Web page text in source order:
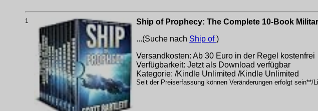
1
Ship of Prophecy: The Complete 10-Book
...(Suche nach Ship of)
Versandkosten: Ab 30 Euro in der Regel kostenfrei
Verfügbarkeit: Jetzt als Download verfügbar
Kategorie: /Kindle Unlimited /Kindle Unlimited
Seit der Preiserfassung können Veränderungen erfolgt sein**/